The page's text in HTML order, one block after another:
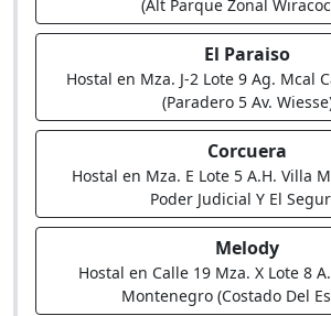
(Alt Parque Zonal
El Paraiso
Hostal en Mza. J-2 Lote 9 Ag. Mcal
(Paradero 5 Av.
Corcuera
Hostal en Mza. E Lote 5 A.H. Villa
Poder Judicial Y El
Melody
Hostal en Calle 19 Mza. X Lote 8
Montenegro (Costado Del